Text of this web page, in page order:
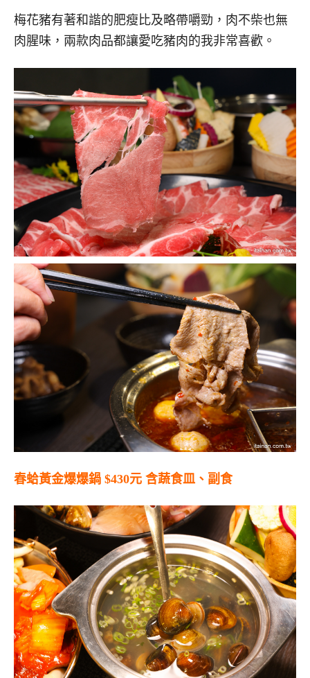
梅花豬有著和諧的肥瘦比及略帶嚼勁，肉不柴也無
肉腥味，兩款肉品都讓愛吃豬肉的我非常喜歡。
春蛤黃金爆爆鍋 $430元 含蔬食皿、副食